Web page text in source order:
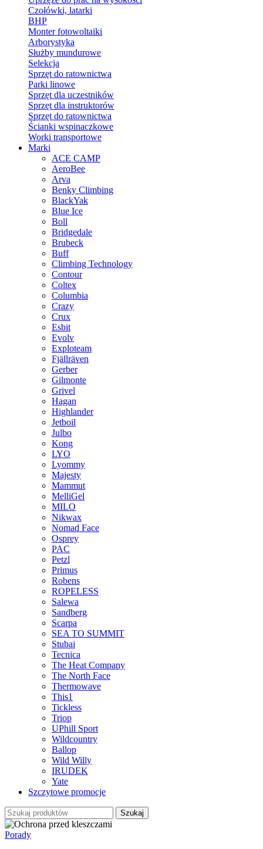
Czołówki, latarki
BHP
Monter fotowoltaiki
Arborystyka
Służby mundurowe
Selekcja
Sprzęt do ratownictwa
Parki linowe
Sprzęt dla uczestników
Sprzęt dla instruktorów
Sprzęt do ratownictwa
Ścianki wspinaczkowe
Worki transportowe
Marki
ACE CAMP
AeroBee
Arva
Benky Climbing
BlackYak
Blue Ice
Boll
Bridgedale
Brubeck
Buff
Climbing Technology
Contour
Coltex
Columbia
Crazy
Crux
Esbit
Evolv
Exploteam
Fjällräven
Gerber
Gilmonte
Grivel
Hagan
Highlander
Jetboil
Julbo
Kong
LYO
Lyommy
Majesty
Mammut
MelliGel
MILO
Nikwax
Nomad Face
Osprey
PAC
Petzl
Primus
Robens
ROPELESS
Salewa
Sandberg
Scarpa
SEA TO SUMMIT
Stubai
Tecnica
The Heat Company
The North Face
Thermowave
This1
Tickless
Triop
UPhill Sport
Wildcountry
Ballop
Wild Willy
IRUDEK
Yate
Szczytowe promocje
Szukaj
Porady